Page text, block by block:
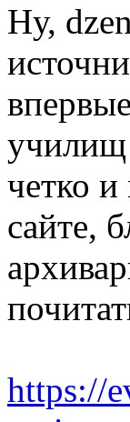
Ну,
училищ
четко
сайте,
https://